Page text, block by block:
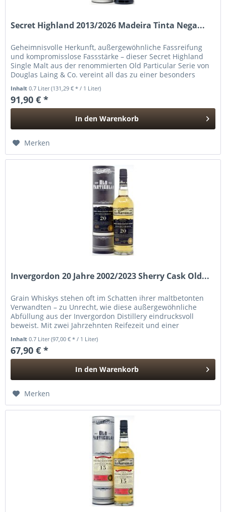
Secret Highland 2013/2026 Madeira Tinta Nega...
Geheimnisvolle Herkunft, außergewöhnliche Fassreifung
und kompromisslose Fassstärke – dieser Secret Highland
Single Malt aus der renommierten Old Particular Serie von
Douglas Laing & Co. vereint all das zu einer besonders
Inhalt0.7 Liter(131,29 € * / 1 Liter)
91,90 € *
In den Warenkorb
Merken
Invergordon 20 Jahre 2002/2023 Sherry Cask Old...
Grain Whiskys stehen oft im Schatten ihrer maltbetonten
Verwandten – zu Unrecht, wie diese außergewöhnliche
Abfüllung aus der Invergordon Distillery eindrucksvoll
beweist. Mit zwei Jahrzehnten Reifezeit und einer
Inhalt0.7 Liter(97,00 € * / 1 Liter)
67,90 € *
In den Warenkorb
Merken